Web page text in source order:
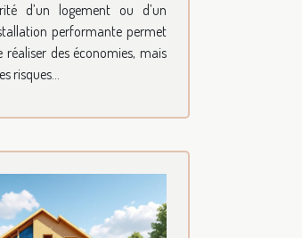
d’un logement ou d’un
performante permet
réaliser des économies, mais
risques...